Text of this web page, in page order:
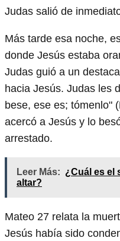
Judas salió de
Más tarde esa noche,
donde Jesús estaba
Judas guió a un
hacia Jesús. Judas les
bese, ese es; tómenlo"
acercó a Jesús y lo
arrestado.
Leer Más: ¿Cuál es el
altar?
Mateo 27 relata la
Jesús había sido